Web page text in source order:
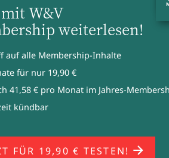
Markenimage hinkt
wir modernisieren,
wirkte und in seiner
heutigen Marktumfeld
K. Thiel, Geschäftsführer
verlassen, war eines der
W&V
weiterlesen!
auf alle Membership-Inhalte
für nur 19,90 €
41,58 € pro Monat im Jahres-
kündbar
FÜR 19,90 € TESTEN!